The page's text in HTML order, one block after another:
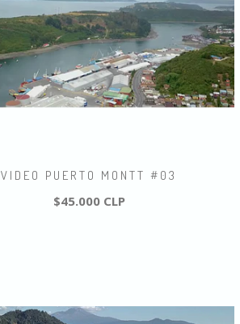
VIDEO PUERTO MONTT #03
$45.000 CLP